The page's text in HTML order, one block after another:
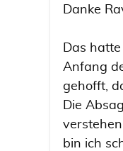
Danke
Das
Anfang
gehofft,
Die
bin ich